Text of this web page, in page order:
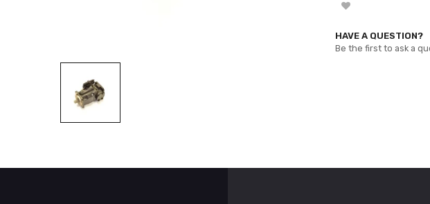
HAVE A QUESTION?
Be the first to ask a